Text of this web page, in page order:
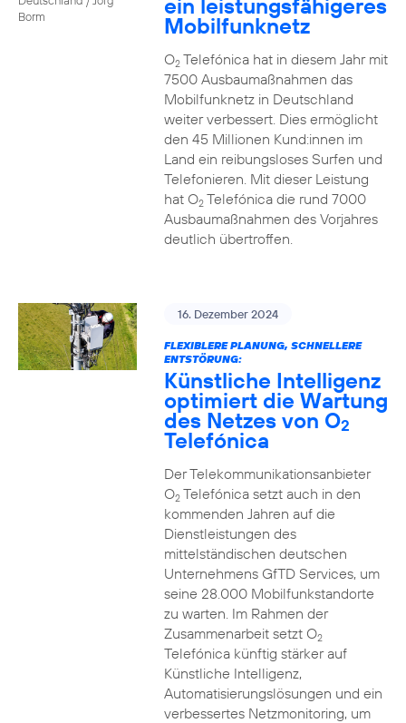
Borm
ein leistungsfähigeres
Mobilfunknetz
O2Telefónica hat in diesem Jahr mit
7500 Ausbaumaßnahmen das
Mobilfunknetz in Deutschland
weiter verbessert. Dies ermöglicht
den 45 Millionen Kund:innen im
Land ein reibungsloses Surfen und
Telefonieren. Mit dieser Leistung
hat O2Telefónica die rund 7000
Ausbaumaßnahmen des Vorjahres
deutlich übertroffen.
16. Dezember 2024
FLEXIBLERE PLANUNG, SCHNELLERE
ENTSTÖRUNG:
Künstliche Intelligenz
optimiert die Wartung
des Netzes von O2
Telefónica
Der Telekommunikationsanbieter
O2Telefónica setzt auch in den
kommenden Jahren auf die
Dienstleistungen des
mittelständischen deutschen
Unternehmens GfTD Services, um
seine 28.000 Mobilfunkstandorte
zu warten. Im Rahmen der
Zusammenarbeit setzt O2
Telefónica künftig stärker auf
Künstliche Intelligenz,
Automatisierungslösungen und ein
verbessertes Netzmonitoring, um